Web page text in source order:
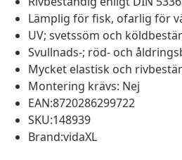
Lämplig för fisk, ofarlig för
UV; svetssöm och
Svullnads-; röd- och
Mycket elastisk och
Montering krävs: Nej
EAN:8720286299722
SKU:148939
Brand:vidaXL